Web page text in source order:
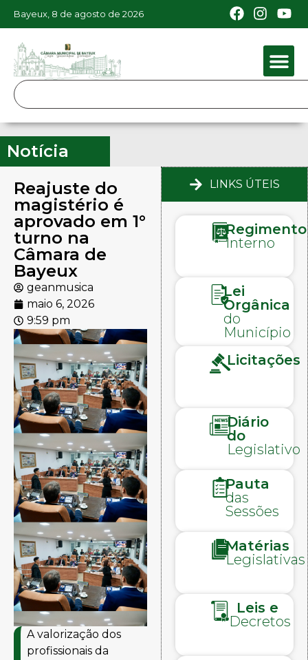
Bayeux, 8 de agosto de 2026
Notícia
Reajuste do
magistério é
aprovado em 1°
turno na
Câmara de
Bayeux
geanmusica
maio 6, 2026
9:59 pm
A valorização dos
profissionais da
LINKS ÚTEIS
Regimento
Interno
Lei
Orgânica
do
Município
Licitações
Diário
do
Legislativo
Pauta
das
Sessões
Matérias
Legislativas
Leis e
Decretos